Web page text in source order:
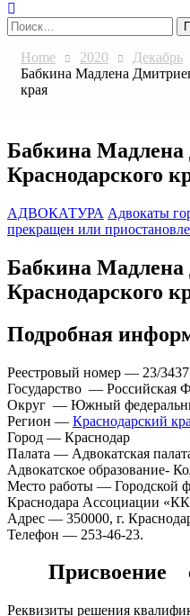
Найти:
Home 2020 Декабрь
Бабкина Мадлена
края
Бабкина Мадлена
Краснодарского
АДВОКАТУРА Адвокаты
прекращен или
Бабкина Мадлена
Краснодарского
Подробная
Реестровый номер — 23/3437
Государство — Российская
Округ — Южный
Регион — Краснодарский
Город — Краснодар
Палата — Адвокатская
Адвокатское образование-
Место работы — Городской
Краснодара Ассоциации
Адрес — 350000, г.
Телефон — 253-46-23.
Присвоение
Реквизиты решения